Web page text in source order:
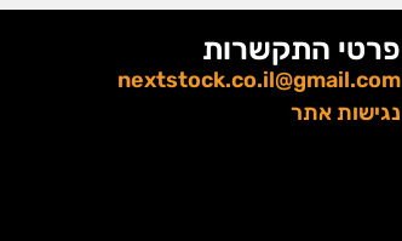
פרטי התקשרות
nextstock.co.il@gmail.com
נגישות אתר